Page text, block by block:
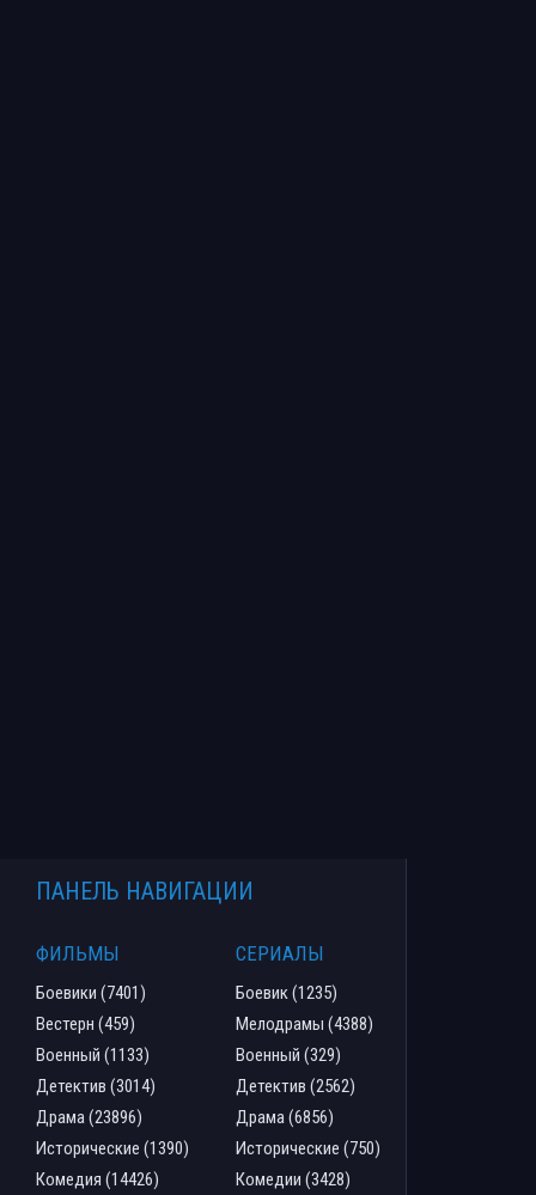
ПАНЕЛЬ НАВИГАЦИИ
ФИЛЬМЫ
Боевики (7401)
Вестерн (459)
Военный (1133)
Детектив (3014)
Драма (23896)
Исторические (1390)
Комедия (14426)
СЕРИАЛЫ
Боевик (1235)
Мелодрамы (4388)
Военный (329)
Детектив (2562)
Драма (6856)
Исторические (750)
Комедии (3428)